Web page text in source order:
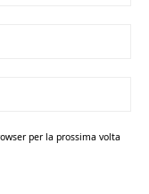
per la prossima volta